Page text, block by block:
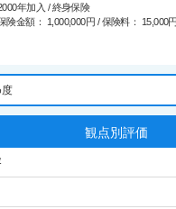
年加入 / 終身保険
険金額： 1,000,000円 / 保険料： 15,000
度
観点別評価